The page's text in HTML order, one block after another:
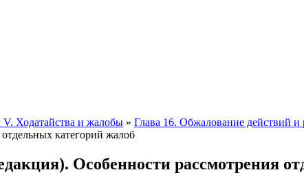
V. Ходатайства и жалобы » Глава 16. Обжалование действий
категорий жалоб
Особенности рассмотрения